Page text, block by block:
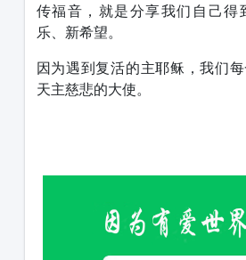
传福音，就是分享我们自己得
乐、新希望。
因为遇到复活的主耶稣，我们
天主慈悲的大使。